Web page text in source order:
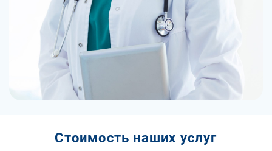
Стоимость наших услуг